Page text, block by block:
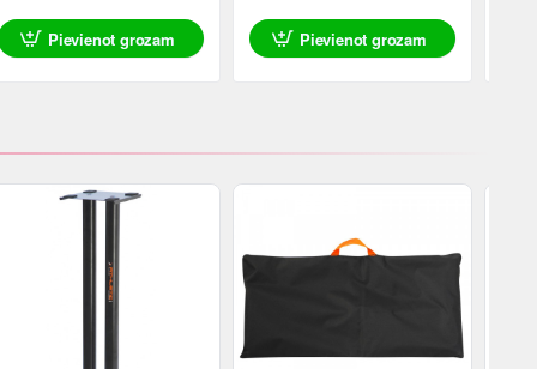
Pievienot grozam Pievienot grozam